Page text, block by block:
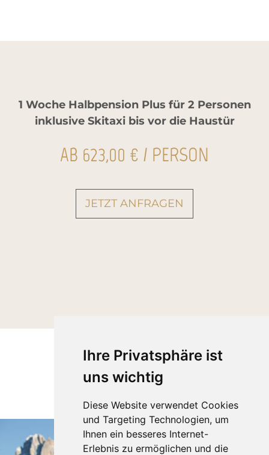
Ihre Privatsphäre ist
uns wichtig
Diese Website verwendet Cookies
und Targeting Technologien, um
Ihnen ein besseres Internet-
Erlebnis zu ermöglichen und die
1 Woche Halbpension Plus für 2 Personen
inklusive Skitaxi bis vor die Haustür
AB 623,00 € / PERSON
JETZT ANFRAGEN
WEITER ANGEBOTE